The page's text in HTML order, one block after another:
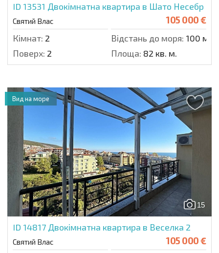
ID 13531 Двокімнатна квартира в Шато Несебр
Святий Влас 105 000 €
Кімнат: 2 Відстань до моря: 100 м.
Поверх: 2 Площа: 82 кв. м.
15
ID 14817 Двокімнатна квартира в Веселка 2
Святий Влас 105 000 €
Вид на море